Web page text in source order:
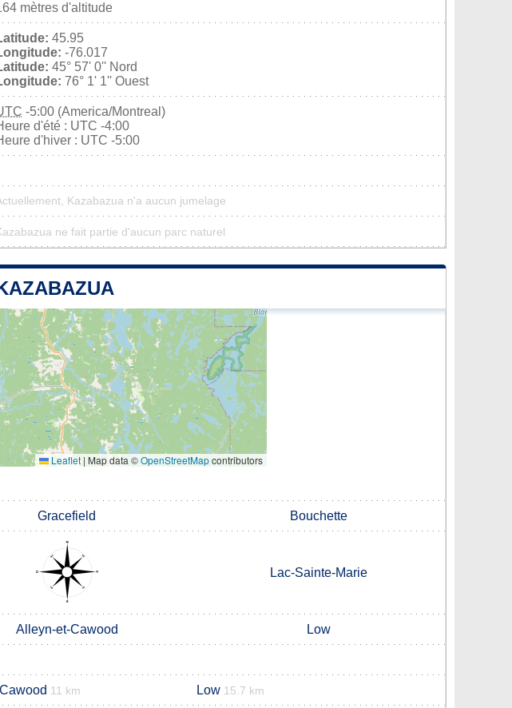
mètres d'altitude
45.95
-76.017
45° 57' 0'' Nord
76° 1' 1'' Ouest
-5:00 (America/Montreal)
d'été : UTC -4:00
d'hiver : UTC -5:00
Kazabazua n'a aucun jumelage
ne fait partie d'aucun parc naturel
Leaflet | Map data ©OpenStreetMapcontributors
Gracefield Bouchette
Lac-Sainte-Marie
Alleyn-et-Cawood Low
11 km Low 15.7 km